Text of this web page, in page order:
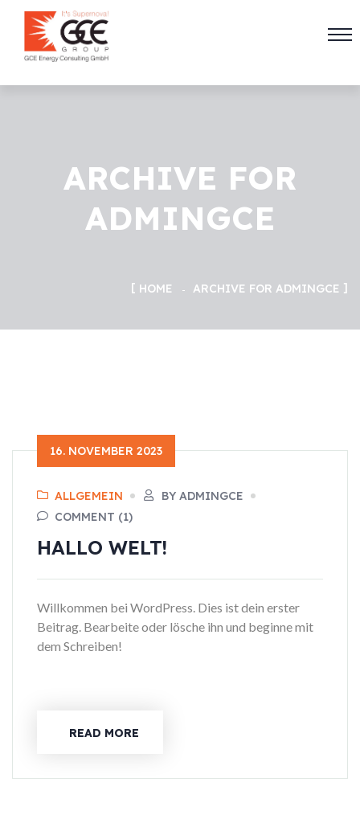
ARCHIVE FOR
ADMINGCE
HOME ARCHIVE FOR ADMINGCE
16. NOVEMBER 2023
ALLGEMEIN
BY ADMINGCE
COMMENT (1)
HALLO WELT!
Willkommen bei WordPress. Dies ist dein erster
Beitrag. Bearbeite oder lösche ihn und beginne mit
dem Schreiben!
READ MORE